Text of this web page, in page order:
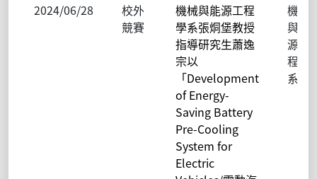
2024/06/28
校外
競賽
機械與能源工程
學系張烔堡教授
指導研究生蕭逸
宗以
「Development
of Energy-
Saving Battery
Pre-Cooling
System for
Electric
機械
與能
源工
程學
系